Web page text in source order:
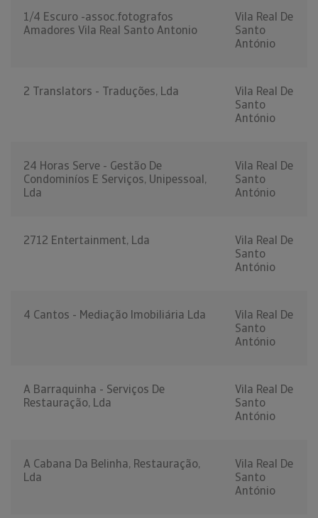
1/4 Escuro -assoc.fotografos
Amadores Vila Real Santo Antonio
Vila Real De
Santo
António
2 Translators - Traduções, Lda
Vila Real De
Santo
António
24 Horas Serve - Gestão De
Condominíos E Serviços, Unipessoal,
Lda
Vila Real De
Santo
António
2712 Entertainment, Lda
Vila Real De
Santo
António
4 Cantos - Mediação Imobiliária Lda
Vila Real De
Santo
António
A Barraquinha - Serviços De
Restauração, Lda
Vila Real De
Santo
António
A Cabana Da Belinha, Restauração,
Lda
Vila Real De
Santo
António